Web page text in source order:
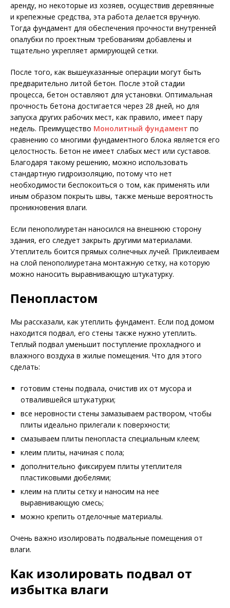
аренду, но некоторые из хозяев, осуществив деревянные
и крепежные средства, эта работа делается вручную.
Тогда фундамент для обеспечения прочности внутренней
опалубки по проектным требованиям добавлены и
тщательно укрепляет армирующей сетки.
После того, как вышеуказанные операции могут быть
предварительно литой бетон. После этой стадии
процесса, бетон оставляют для установки. Оптимальная
прочность бетона достигается через 28 дней, но для
запуска других рабочих мест, как правило, имеет пару
недель. Преимущество Монолитный фундамент по
сравнению со многими фундаментного блока является его
целостность. Бетон не имеет слабых мест или суставов.
Благодаря такому решению, можно использовать
стандартную гидроизоляцию, потому что нет
необходимости беспокоиться о том, как применять или
иным образом покрыть швы, также меньше вероятность
проникновения влаги.
Если пенополиуретан наносился на внешнюю сторону
здания, его следует закрыть другими материалами.
Утеплитель боится прямых солнечных лучей. Приклеиваем
на слой пенополиуретана монтажную сетку, на которую
можно наносить выравнивающую штукатурку.
Пенопластом
Мы рассказали, как утеплить фундамент. Если под домом
находится подвал, его стены также нужно утеплить.
Теплый подвал уменьшит поступление прохладного и
влажного воздуха в жилые помещения. Что для этого
сделать:
готовим стены подвала, очистив их от мусора и
отвалившейся штукатурки;
все неровности стены замазываем раствором, чтобы
плиты идеально прилегали к поверхности;
смазываем плиты пенопласта специальным клеем;
клеим плиты, начиная с пола;
дополнительно фиксируем плиты утеплителя
пластиковыми дюбелями;
клеим на плиты сетку и наносим на нее
выравнивающую смесь;
можно крепить отделочные материалы.
Очень важно изолировать подвальные помещения от
влаги.
Как изолировать подвал от
избытка влаги